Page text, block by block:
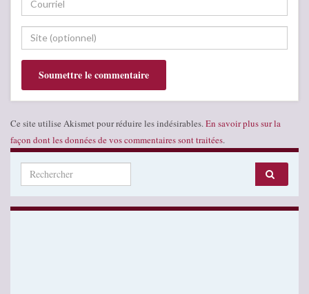
Ce site utilise Akismet pour réduire les indésirables. En savoir plus sur la
façon dont les données de vos commentaires sont traitées.
Search for: